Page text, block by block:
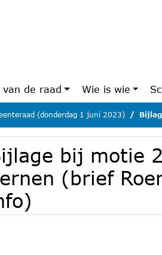
van de raad Wie is wie
(donderdag 1 juni 2023) Bijlage
bij motie
(brief